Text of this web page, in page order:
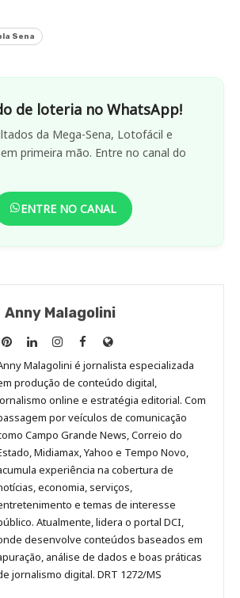
Sena
de loteria no WhatsApp!
da Mega-Sena, Lotofácil e
primeira mão. Entre no canal do
ENTRE NO CANAL
Anny Malagolini
Anny
Malagolini
no
Pinterest
Anny
Malagolini
no
LinkedIn
Anny
Malagolini
no
Instagram
Anny
Malagolini
no
Facebook
Site
de
Anny
Malagolini
Malagolini é jornalista especializada
produção de conteúdo digital,
online e estratégia editorial. Com
por veículos de comunicação
Campo Grande News, Correio do
Midiamax, Yahoo e Tempo Novo,
experiência na cobertura de
economia, serviços,
e temas de interesse
Atualmente, lidera o portal DCI,
desenvolve conteúdos baseados em
análise de dados e boas práticas
jornalismo digital. DRT 1272/MS